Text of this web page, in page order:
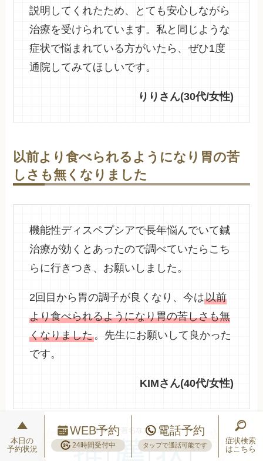
説明してくれたため、とても安心しながら
治療を受けられています。私と同じような
症状で悩まれている方がいたら、ぜひ1度
通院してみてほしいです。
りりさん(30代/女性)
以前より食べられるようになり胃の苦
しさも無くなりました
機能性ディスペプシアで長年悩んでいて鍼
治療が効くとあったので調べていたらこち
らに行きつき、お願いしました。
2回目から胃の調子が良くなり、今は以前
より食べられるようになり胃の苦しさも無
くなりました。先生にお願いして良かった
です。
KIMさん(40代/女性)
本日の
予約状況
WEB予約
24時間受付中
電話予約
タップで通話可能です
症状検索
はこちら